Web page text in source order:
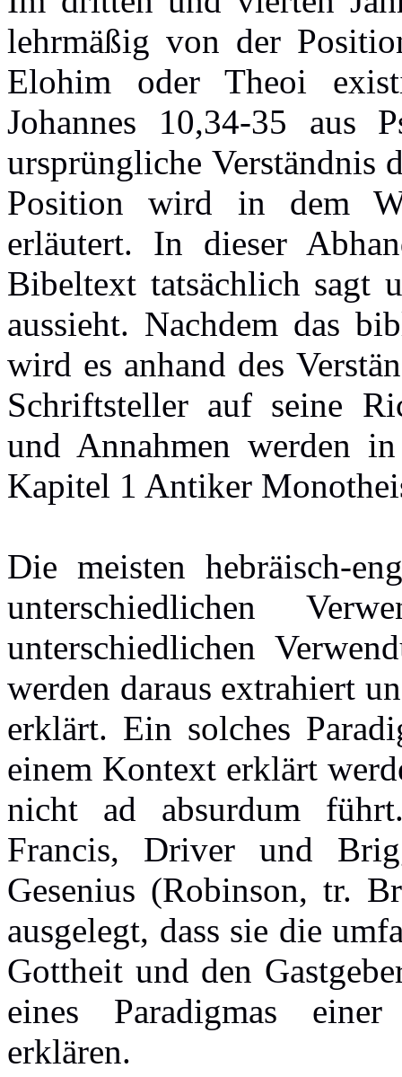
lehrmäßig von der
Elohim oder Theoi
Johannes 10,34-35 aus
ursprüngliche Verständnis
Position wird in dem
erläutert. In dieser
Bibeltext tatsächlich sagt
aussieht. Nachdem das
wird es anhand des
Schriftsteller auf seine
und Annahmen werden
Kapitel 1 Antiker
Die meisten hebräisch-
unterschiedlichen
unterschiedlichen
werden daraus extrahiert
erklärt. Ein solches
einem Kontext erklärt
nicht ad absurdum
Francis, Driver und
Gesenius (Robinson, tr.
ausgelegt, dass sie die
Gottheit und den
eines Paradigmas
erklären.